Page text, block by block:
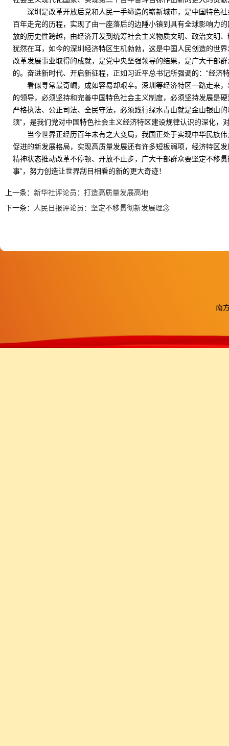
深圳是改革开放后党和人民一手缔造的崭新城市，是中国特色
百年走完的历程，实现了由一座落后的边陲小镇到具有全球影响力
放的历史性跨越，由经济开发到统筹社会主义物质文明、政治文明
犹然在耳，如今的深圳经济特区生机勃勃，这是中国人民创造的世
改革发展事业取得的成就，是党中央坚强领导的结果，是广大干部
的。奋进新时代、开启新征程，正如习近平总书记所强调的：“经济
看似寻常最奇崛，成如容易却艰辛。深圳等经济特区一路走来
的领导，必须坚持和完善中国特色社会主义制度，必须坚持发展是
严格执法、公正司法、全民守法，必须践行绿水青山就是金山银山
须”，是我们党对中国特色社会主义经济特区建设规律认识的深化
当今世界正经历百年未有之大变局，我国正处于实现中华民族
促进的新发展格局，实现高质量发展还有许多短板弱项，经济特区
精神状态推动改革不停顿、开放不止步，广大干部群众要坚定不移
事”，努力创造让世界刮目相看的新的更大奇迹！
上一条： 新华社评论员：打造高质量发展高地
下一条：
人民日报评论员：坚定不移贯彻新发展理念
南